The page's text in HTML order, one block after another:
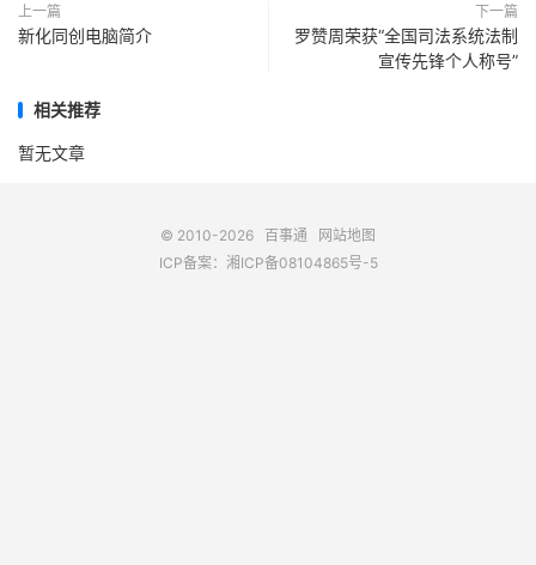
上一篇
新化同创电脑简介
下一篇
罗赞周荣获“全国司法系统法制
宣传先锋个人称号”
相关推荐
暂无文章
© 2010-2026 百事通
网站地图
ICP备案： 湘ICP备08104865号-5